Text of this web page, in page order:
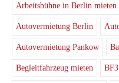
Arbeitsbühne in Berlin mieten
Autovermietung Berlin
Autovermietung Pankow
Begleitfahrzeug mieten